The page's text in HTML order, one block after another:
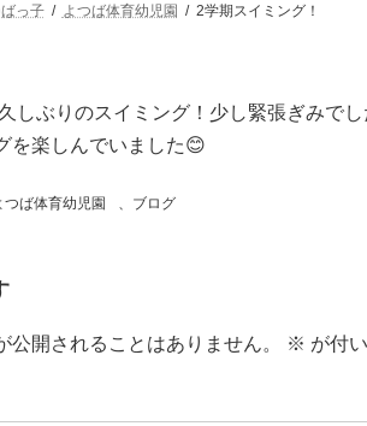
っ子 よつば体育幼児園 2学期スイミング！
しぶりのスイミング！少し緊張ぎみで
を楽しんでいました😊
つば体育幼児園 ブログ
公開されることはありません。 ※ が付